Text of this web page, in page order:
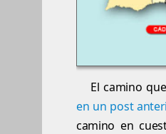
El camino
en un post
camino en